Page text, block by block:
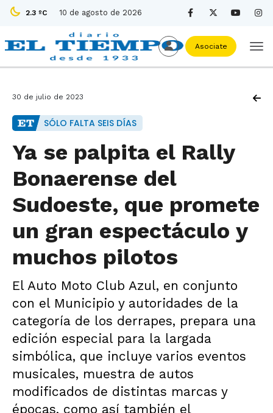
2.3 ºC 10 de agosto de 2026
Asociate
30 de julio de 2023
SÓLO FALTA SEIS DÍAS
Ya se palpita el Rally
Bonaerense del
Sudoeste, que promete
un gran espectáculo y
muchos pilotos
El Auto Moto Club Azul, en conjunto
con el Municipio y autoridades de la
categoría de los derrapes, prepara una
edición especial para la largada
simbólica, que incluye varios eventos
musicales, muestra de autos
modificados de distintas marcas y
épocas, como así también el